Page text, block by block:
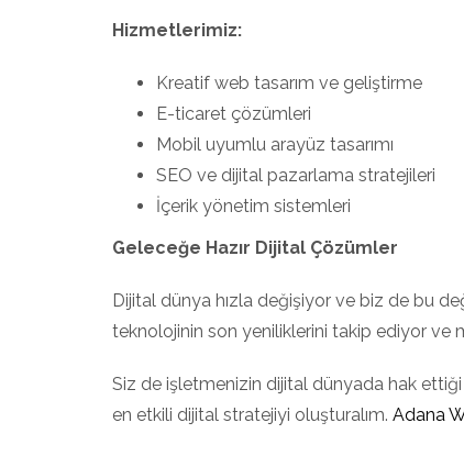
Hizmetlerimiz:
Kreatif web tasarım ve geliştirme
E-ticaret çözümleri
Mobil uyumlu arayüz tasarımı
SEO ve dijital pazarlama stratejileri
İçerik yönetim sistemleri
Geleceğe Hazır Dijital Çözümler
Dijital dünya hızla değişiyor ve biz de bu
teknolojinin son yeniliklerini takip ediyor ve
Siz de işletmenizin dijital dünyada hak ettiği
en etkili dijital stratejiyi oluşturalım. Adana